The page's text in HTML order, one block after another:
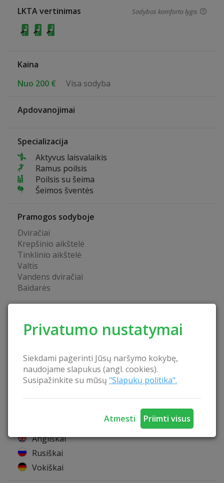
Privatumo nustatymai
Siekdami pagerinti Jūsų naršymo kokybę,
naudojame slapukus (angl. cookies).
Susipažinkite su mūsų "Slapukų politika".
Atmesti Priimti visus
LKTA vertinimas Sodybos komforto lygis
Kaina
Nuo 200 €
Visa sodyba
Apdovanojimai
Specializacija
Aktyvus laisvalaikis
Ramus poilsis
Poilsis su šeima
Šeimos šventės
Pramogos sodyboje
Dviračiai
Krepšinio aikštelė
Tinklinio aikštelė
Valtis
Vandens dviračiai
Baidarės
Atskira patalpa seminarams
Leidžiama atsivežti gyvūnus
Maitinimo paslauga
Kubilas
Lietuviška pirtis
Angliškai
Rusiškai
Vokiškai